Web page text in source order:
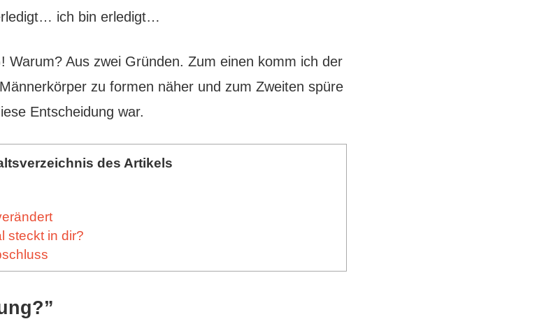
ich bin erledigt…
Warum? Aus zwei Gründen. Zum einen komm ich der
zu formen näher und zum Zweiten spüre
Entscheidung war.
des Artikels
steckt in dir?